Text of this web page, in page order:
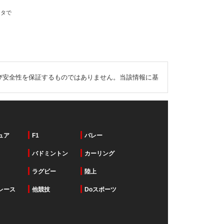
で
全性を保証するものではありません。当該情報に基
ア F1 バレー
バドミントン カーリング
ラグビー 陸上
ース 他競技 Doスポーツ